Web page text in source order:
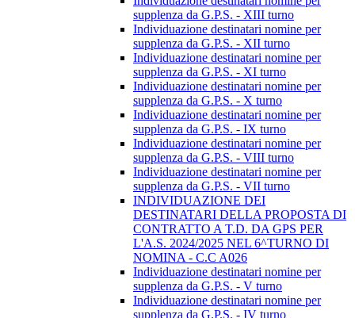
supplenza da G.P.S. - XIII turno
Individuazione destinatari nomine per
supplenza da G.P.S. - XII turno
Individuazione destinatari nomine per
supplenza da G.P.S. - XI turno
Individuazione destinatari nomine per
supplenza da G.P.S. - X turno
Individuazione destinatari nomine per
supplenza da G.P.S. - IX turno
Individuazione destinatari nomine per
supplenza da G.P.S. - VIII turno
Individuazione destinatari nomine per
supplenza da G.P.S. - VII turno
INDIVIDUAZIONE DEI
DESTINATARI DELLA PROPOSTA DI
CONTRATTO A T.D. DA GPS PER
L'A.S. 2024/2025 NEL 6^TURNO DI
NOMINA - C.C A026
Individuazione destinatari nomine per
supplenza da G.P.S. - V turno
Individuazione destinatari nomine per
supplenza da G.P.S. - IV turno